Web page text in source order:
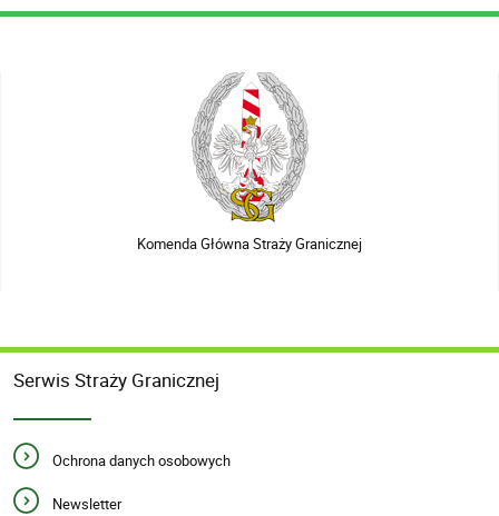
Komenda Główna Straży Granicznej
Serwis Straży Granicznej
Ochrona danych osobowych
Newsletter